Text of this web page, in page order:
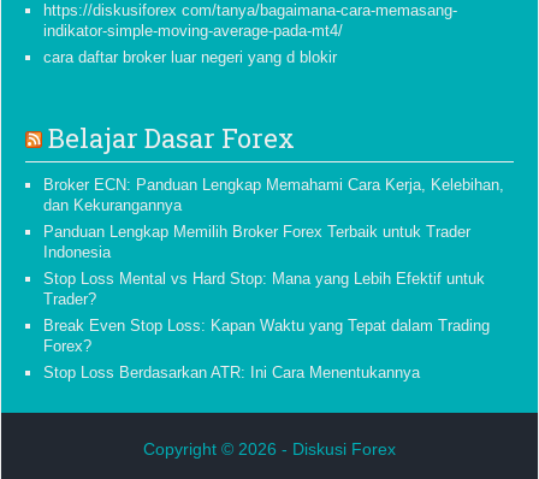
https://diskusiforex com/tanya/bagaimana-cara-memasang-
indikator-simple-moving-average-pada-mt4/
cara daftar broker luar negeri yang d blokir
Belajar Dasar Forex
Broker ECN: Panduan Lengkap Memahami Cara Kerja, Kelebihan,
dan Kekurangannya
Panduan Lengkap Memilih Broker Forex Terbaik untuk Trader
Indonesia
Stop Loss Mental vs Hard Stop: Mana yang Lebih Efektif untuk
Trader?
Break Even Stop Loss: Kapan Waktu yang Tepat dalam Trading
Forex?
Stop Loss Berdasarkan ATR: Ini Cara Menentukannya
Copyright © 2026 - Diskusi Forex